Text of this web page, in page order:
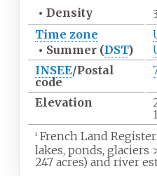
• Density
Time zone
• Summer (DST)
INSEE/Postal
code
Elevation
1French Land
lakes, ponds, glaciers
247 acres) and river